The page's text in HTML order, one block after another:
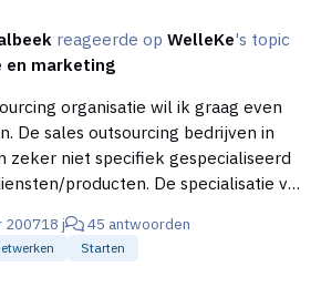
reageerde opWelleKe's topic
en marketing
organisatie wil ik graag even
in
zeker niet specifiek gespecialiseerd
producten. De specialisatie van
en diensten in de markt
200718 j 45 antwoorden
Starten